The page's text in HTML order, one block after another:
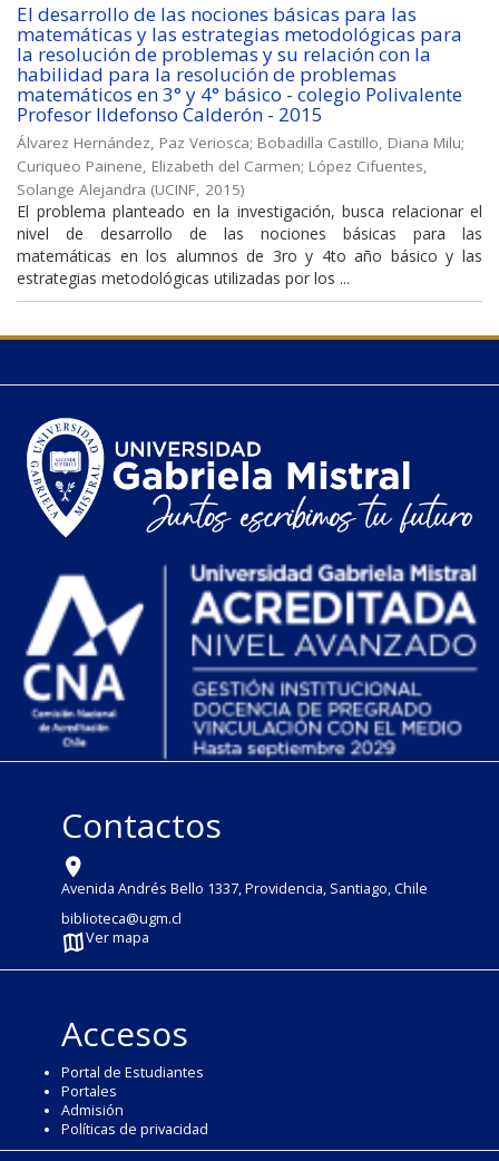
El desarrollo de las nociones básicas para las
matemáticas y las estrategias metodológicas para
la resolución de problemas y su relación con la
habilidad para la resolución de problemas
matemáticos en 3° y 4° básico - colegio Polivalente
Profesor Ildefonso Calderón - 2015
Álvarez Hernández, Paz Veriosca; Bobadilla Castillo, Diana Milu;
Curiqueo Painene, Elizabeth del Carmen; López Cifuentes,
Solange Alejandra (UCINF, 2015)
El problema planteado en la investigación, busca relacionar el
nivel de desarrollo de las nociones básicas para las
matemáticas en los alumnos de 3ro y 4to año básico y las
estrategias metodológicas utilizadas por los ...
Contactos
Avenida Andrés Bello 1337, Providencia, Santiago, Chile
biblioteca@ugm.cl
Ver mapa
Accesos
Portal de Estudiantes
Portales
Admisión
Políticas de privacidad